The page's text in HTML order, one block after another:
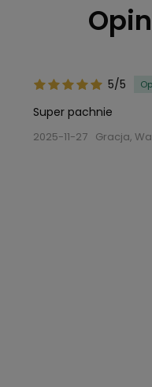
5/5
Super pachnie
2025-11-27 Gracja,